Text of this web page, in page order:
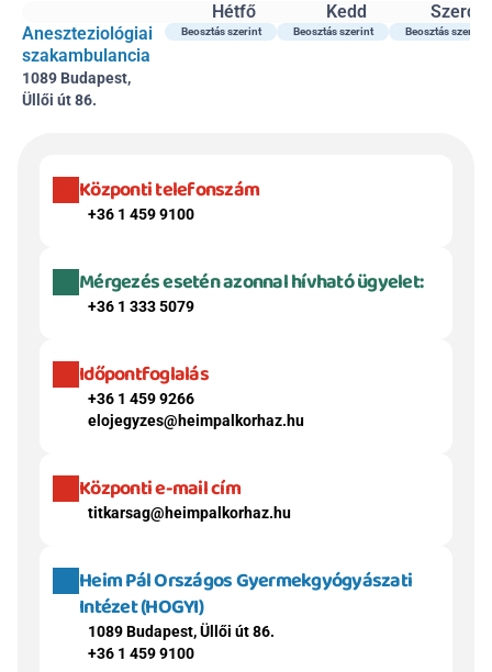
Hétfő Kedd
Szerda
Aneszteziológiai
szakambulancia
1089 Budapest,
Üllői út 86.
Beosztás szerint Beosztás szerint Beosztás szerint
Központi telefonszám
+36 1 459 9100
Mérgezés esetén azonnal hívható ügyelet:
+36 1 333 5079
Időpontfoglalás
+36 1 459 9266
elojegyzes@heimpalkorhaz.hu
Központi e-mail cím
titkarsag@heimpalkorhaz.hu
Heim Pál Országos Gyermekgyógyászati
Intézet (HOGYI)
1089 Budapest, Üllői út 86.
+36 1 459 9100